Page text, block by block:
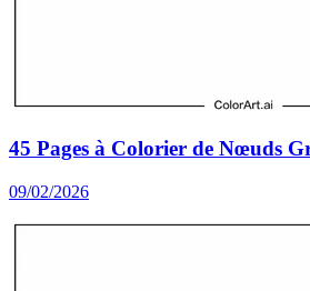
45 Pages à Colorier de Nœuds
09/02/2026